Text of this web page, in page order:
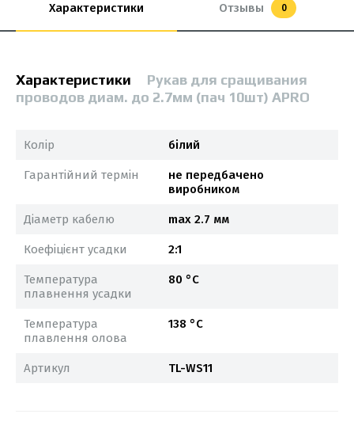
Характеристики Отзывы 0
Характеристики
Рукав для сращивания
проводов диам. до 2.7мм (пач 10шт) APRO
Колір білий
Гарантійний термін
не передбачено
виробником
Діаметр кабелю max 2.7 мм
Коефіцієнт усадки 2:1
Температура
плавнення усадки
80 °С
Температура
плавлення олова
138 °С
Артикул TL-WS11